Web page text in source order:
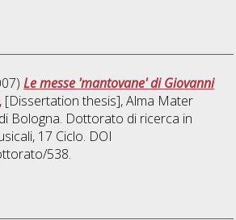
Le messe 'mantovane' di Giovanni
, [Dissertation thesis], Alma Mater
Bologna. Dottorato di ricerca in
, 17 Ciclo. DOI
538.